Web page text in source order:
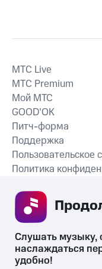
MTС Live
MTС Premium
Мой МТС
GOOD’OK
Питч-форма
Поддержка
Пользовательское
Политика
Слушать музыку,
наслаждаться
удобно!